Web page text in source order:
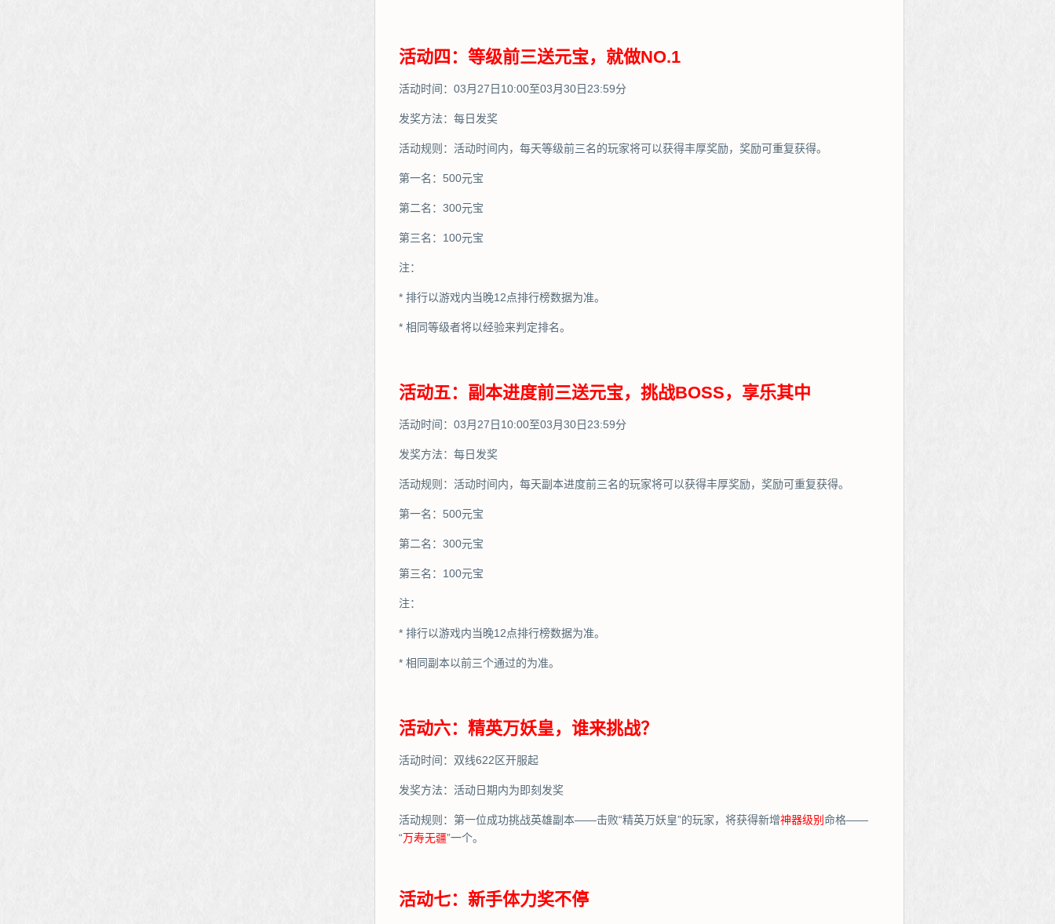
活动四：等级前三送元宝，就做NO.1
活动时间：03月27日10:00至03月30日23:59分
发奖方法：每日发奖
活动规则：活动时间内，每天等级前三名的玩家将可以获得丰厚奖励，奖励可重复获得。
第一名：500元宝
第二名：300元宝
第三名：100元宝
注：
* 排行以游戏内当晚12点排行榜数据为准。
* 相同等级者将以经验来判定排名。
活动五：副本进度前三送元宝，挑战BOSS，享乐其中
活动时间：03月27日10:00至03月30日23:59分
发奖方法：每日发奖
活动规则：活动时间内，每天副本进度前三名的玩家将可以获得丰厚奖励，奖励可重复获得。
第一名：500元宝
第二名：300元宝
第三名：100元宝
注：
* 排行以游戏内当晚12点排行榜数据为准。
* 相同副本以前三个通过的为准。
活动六：精英万妖皇，谁来挑战？
活动时间：双线622区开服起
发奖方法：活动日期内为即刻发奖
活动规则：第一位成功挑战英雄副本——击败“精英万妖皇”的玩家，将获得新增神器级别 命格——
“万寿无疆”一个。
活动七：新手体力奖不停